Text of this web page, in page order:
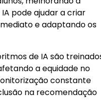
pode ajudar a criar
e adaptando os
de IA são
a equidade no
constante
na recomendação